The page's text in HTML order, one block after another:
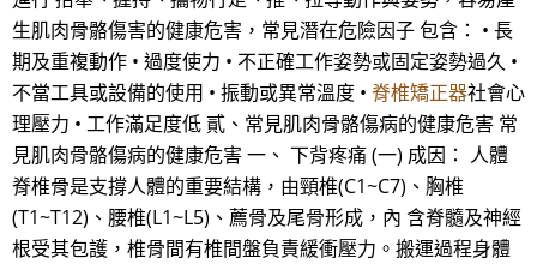
生肌肉骨骼傷害的健康危害，常見潛在危險因子 包含： • 長
期及重複動作 • 過度使力 • 不正確工作姿勢或固定姿勢過久 •
不當工具或設備的使用 • 振動或異常溫度 • 脊椎矯正器社會心
理壓力 • 工作滿足度低 貳、常見肌肉骨骼傷病的健康危害 常
見肌肉骨骼傷病的健康危害 一、 下背疼痛 (一) 成因： 人體
脊椎骨是支撐人體的重要結構，由頸椎(C1~C7)、胸椎
(T1~T12)、腰椎(L1~L5)、薦骨及尾骨形成，內 含脊髓及神經
根受其包護，椎骨間有椎間盤負責緩衝壓力。搬運過程身體